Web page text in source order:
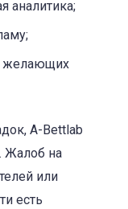
аналитика;
желающих
A-Bettlab
Жалоб на
или
есть